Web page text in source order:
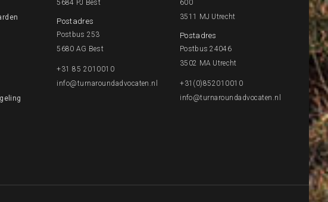
5684 PJ Best
Postadres
Postbus 253
5680 AG Best
+31 85 2010010
info@turnaroundadvocaten.nl
600
3511 MJ Utrecht
Postadres
Postbus 24046
3502 MA Utrecht
+31(0)852010010
info@turnaroundadvocaten.nl